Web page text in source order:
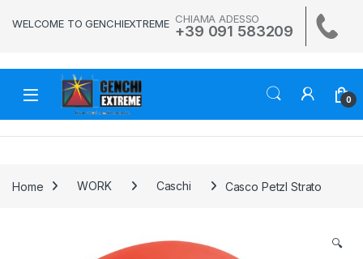
WELCOME TO GENCHIEXTREME CHIAMA ADESSO
+39 091 583209
0
Home WORK Caschi Casco Petzl Strato
🔍